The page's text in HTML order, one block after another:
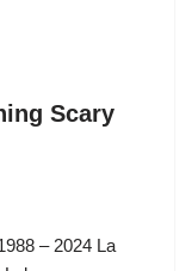
Scary
– 2024 La